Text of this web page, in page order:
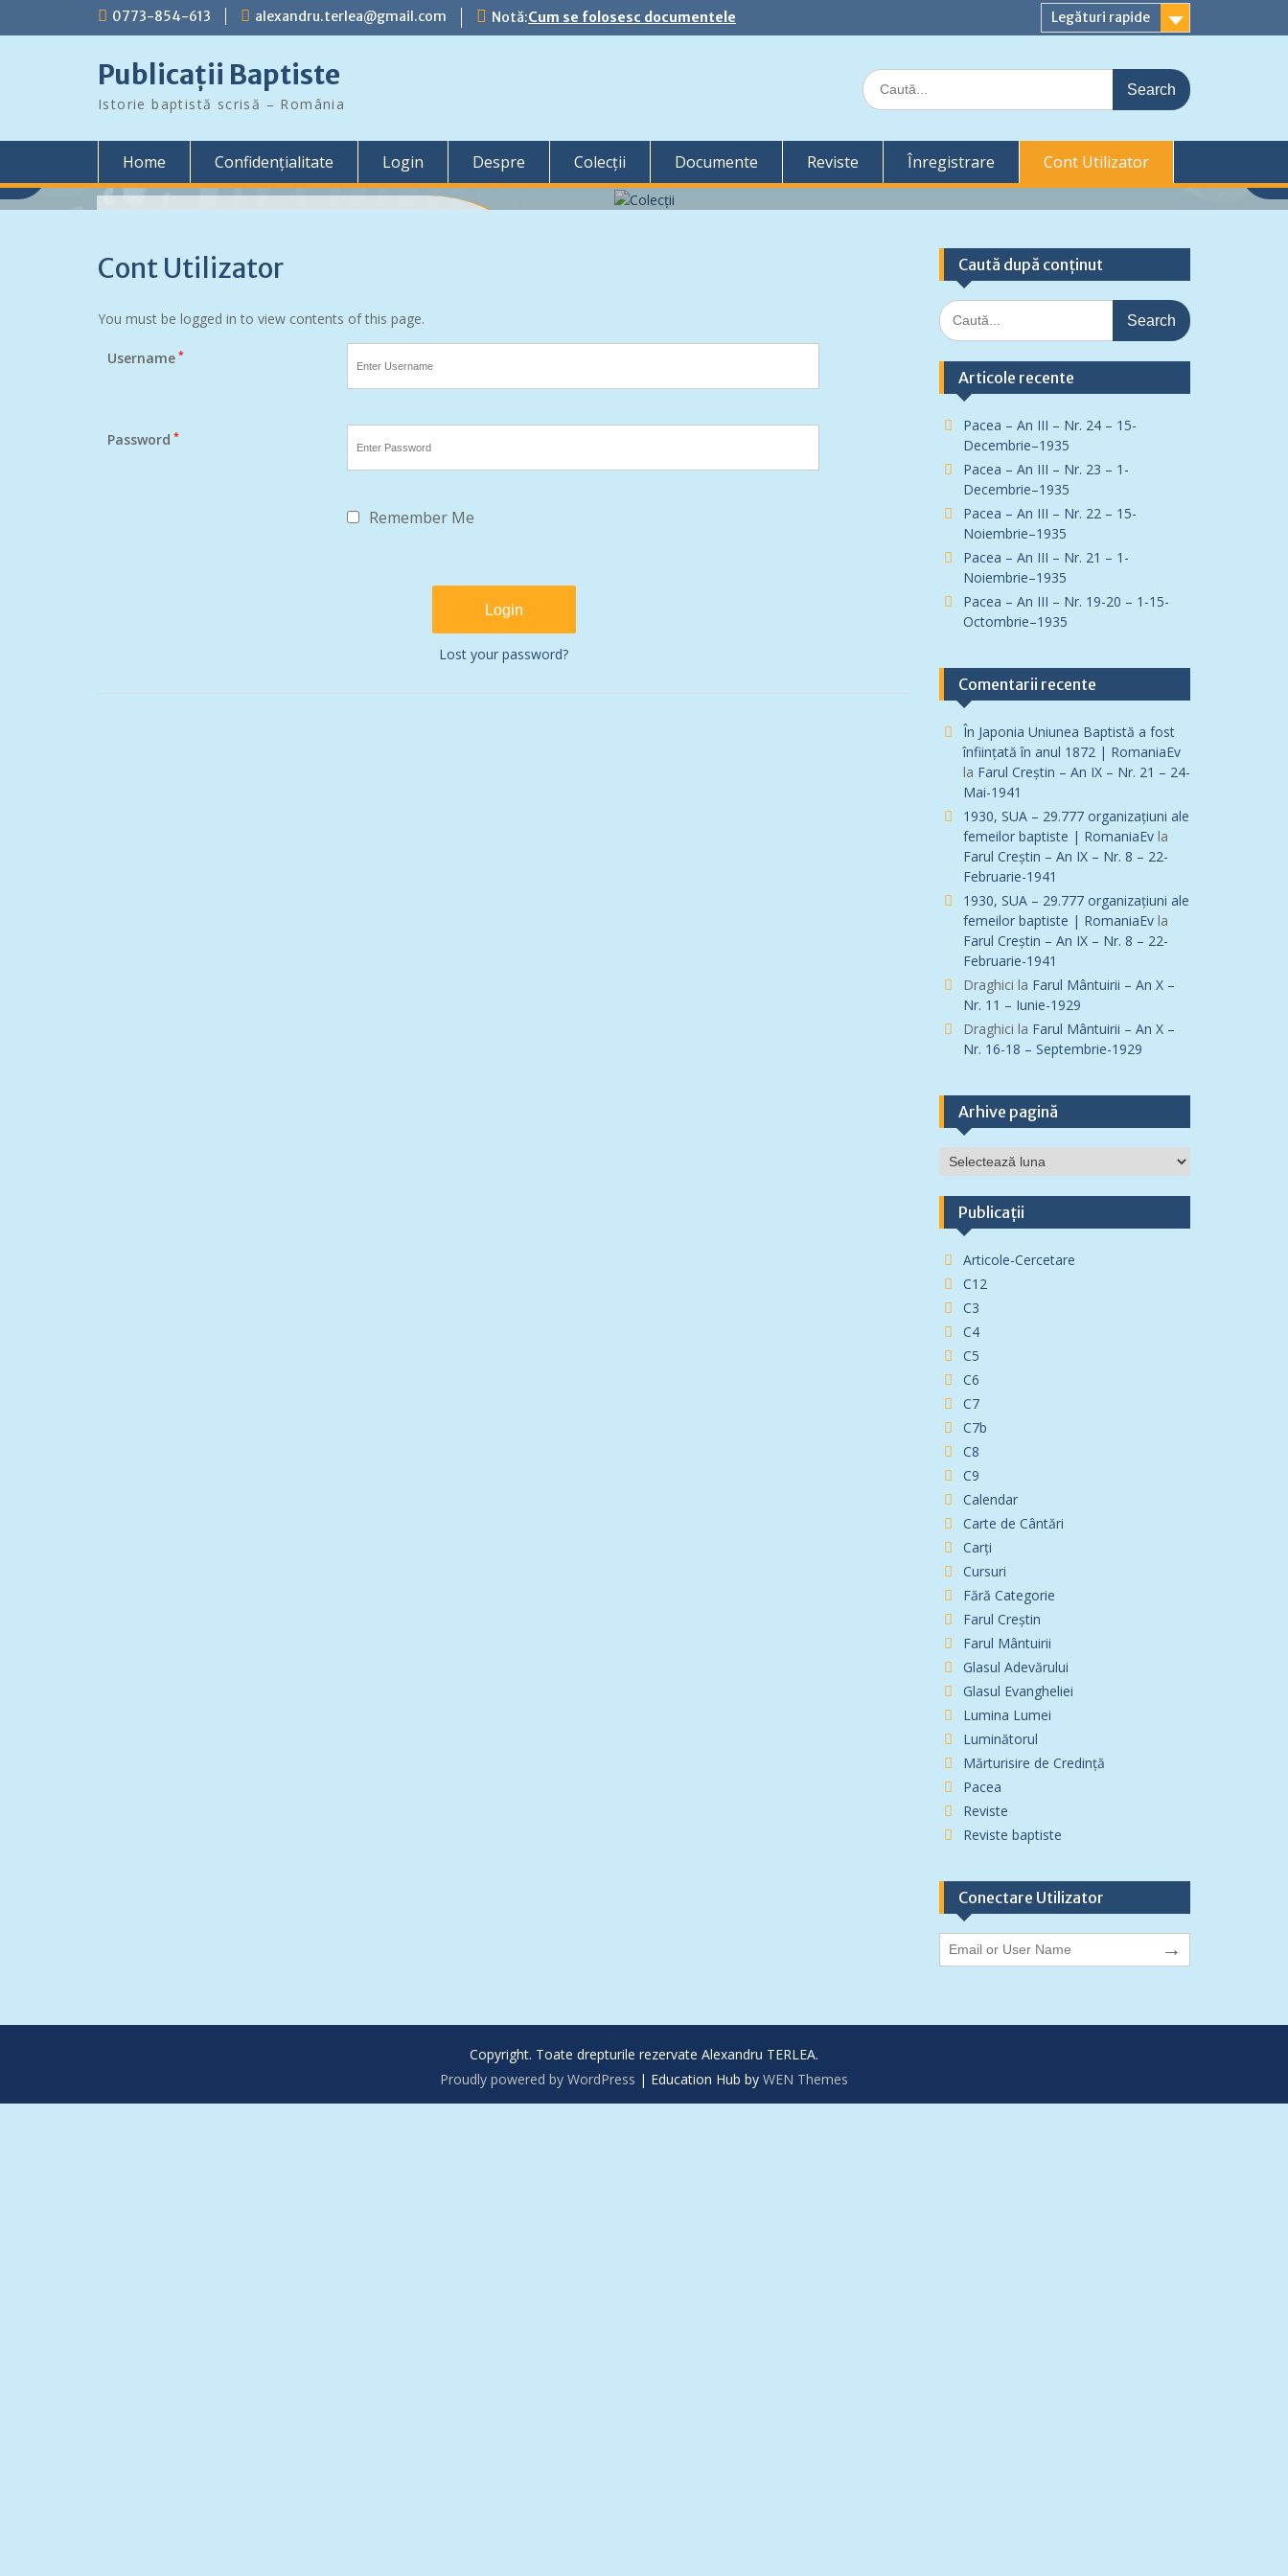
0773-854-613 alexandru.terlea@gmail.com Notă:Cum se folosesc documentele Legături rapide
Publicații Baptiste
Istorie baptistă scrisă – România
Search
for:
Home Confidențialitate Login Despre Colecții Documente Reviste Înregistrare Cont Utilizator
Toate documentele prezentate pe această pagină
precizate ca atare. Lista cu persoanele care au pus la
dispoziție documente din colecțiile proprii se...
Cont Utilizator
You must be logged in to view contents of this page.
Username *
Password *
Remember Me
Lost your password?
Caută după conținut
Search
for:
Articole recente
Pacea – An III – Nr. 24 – 15-
Decembrie–1935
Pacea – An III – Nr. 23 – 1-
Decembrie–1935
Pacea – An III – Nr. 22 – 15-
Noiembrie–1935
Pacea – An III – Nr. 21 – 1-
Noiembrie–1935
Pacea – An III – Nr. 19-20 – 1-15-
Octombrie–1935
Comentarii recente
În Japonia Uniunea Baptistă a fost
înfiinţată în anul 1872 | RomaniaEv
la Farul Creștin – An IX – Nr. 21 – 24-
Mai-1941
1930, SUA – 29.777 organizațiuni ale
femeilor baptiste | RomaniaEvla
Farul Creștin – An IX – Nr. 8 – 22-
Februarie-1941
1930, SUA – 29.777 organizațiuni ale
femeilor baptiste | RomaniaEvla
Farul Creștin – An IX – Nr. 8 – 22-
Februarie-1941
Draghici la Farul Mântuirii – An X –
Nr. 11 – Iunie-1929
Draghici la Farul Mântuirii – An X –
Nr. 16-18 – Septembrie-1929
Arhive pagină
Arhive
pagină
Publicații
Articole-Cercetare
C12
C3
C4
C5
C6
C7
C7b
C8
C9
Calendar
Carte de Cântări
Carți
Cursuri
Fără Categorie
Farul Creștin
Farul Mântuirii
Glasul Adevărului
Glasul Evangheliei
Lumina Lumei
Luminătorul
Mărturisire de Credință
Pacea
Reviste
Reviste baptiste
Conectare Utilizator
→
Copyright. Toate drepturile rezervate Alexandru TERLEA.
Proudly powered by WordPress | Education Hub by WEN Themes